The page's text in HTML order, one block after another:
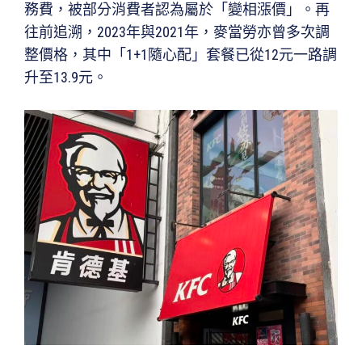
務費，被部分消費者認為屬於「變相漲價」。再
往前追溯，2023年與2021年，麥當勞亦曾多次調
整價格，其中「1+1隨心配」套餐已從12元一路調
升至13.9元。